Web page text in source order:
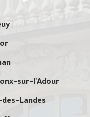
sur-l'Adour
des-Landes